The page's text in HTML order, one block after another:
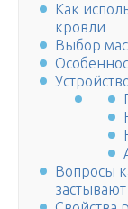
Как
кровли
Выбор
Вопросы
застывают